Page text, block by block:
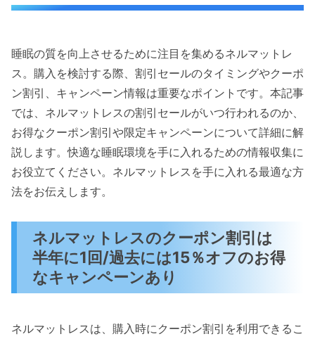
睡眠の質を向上させるために注目を集めるネルマットレ
ス。購入を検討する際、割引セールのタイミングやクーポ
ン割引、キャンペーン情報は重要なポイントです。本記事
では、ネルマットレスの割引セールがいつ行われるのか、
お得なクーポン割引や限定キャンペーンについて詳細に解
説します。快適な睡眠環境を手に入れるための情報収集に
お役立てください。ネルマットレスを手に入れる最適な方
法をお伝えします。
ネルマットレスのクーポン割引は
半年に1回/過去には15％オフのお得
なキャンペーンあり
ネルマットレスは、購入時にクーポン割引を利用できるこ